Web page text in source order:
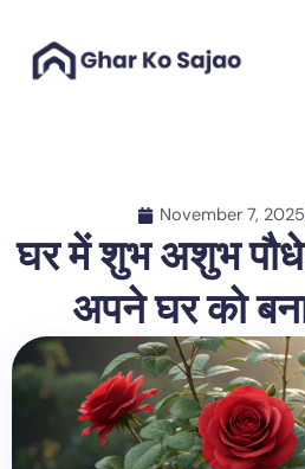
content
November 7, 2025
घर में शुभ अशुभ
अपने घर को